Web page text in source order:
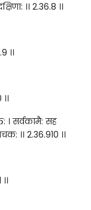
।। 2.36.8 ।।
।।
। सर्वकामै: सह
।। 2.36.910 ।।